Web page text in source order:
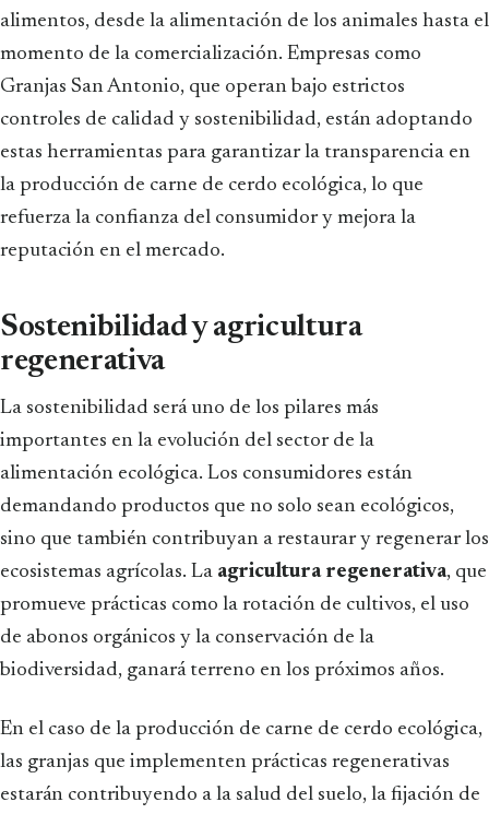
alimentos, desde la alimentación de los animales hasta el
momento de la comercialización. Empresas como
Granjas San Antonio, que operan bajo estrictos
controles de calidad y sostenibilidad, están adoptando
estas herramientas para garantizar la transparencia en
la producción de carne de cerdo ecológica, lo que
refuerza la confianza del consumidor y mejora la
reputación en el mercado.
Sostenibilidad y agricultura
regenerativa
La sostenibilidad será uno de los pilares más
importantes en la evolución del sector de la
alimentación ecológica. Los consumidores están
demandando productos que no solo sean ecológicos,
sino que también contribuyan a restaurar y regenerar los
ecosistemas agrícolas. La agricultura regenerativa, que
promueve prácticas como la rotación de cultivos, el uso
de abonos orgánicos y la conservación de la
biodiversidad, ganará terreno en los próximos años.
En el caso de la producción de carne de cerdo ecológica,
las granjas que implementen prácticas regenerativas
estarán contribuyendo a la salud del suelo, la fijación de